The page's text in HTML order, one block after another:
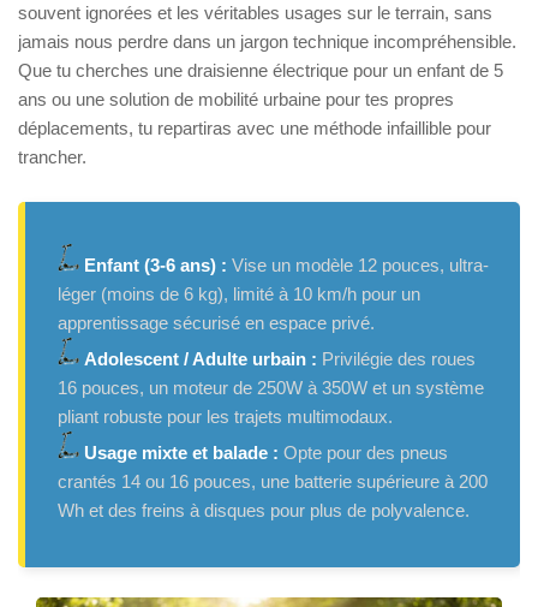
souvent ignorées et les véritables usages sur le terrain, sans
jamais nous perdre dans un jargon technique incompréhensible.
Que tu cherches une draisienne électrique pour un enfant de 5
ans ou une solution de mobilité urbaine pour tes propres
déplacements, tu repartiras avec une méthode infaillible pour
trancher.
Enfant (3-6 ans) : Vise un modèle 12 pouces, ultra-
léger (moins de 6 kg), limité à 10 km/h pour un
apprentissage sécurisé en espace privé.
Adolescent / Adulte urbain : Privilégie des roues
16 pouces, un moteur de 250W à 350W et un système
pliant robuste pour les trajets multimodaux.
Usage mixte et balade : Opte pour des pneus
crantés 14 ou 16 pouces, une batterie supérieure à 200
Wh et des freins à disques pour plus de polyvalence.